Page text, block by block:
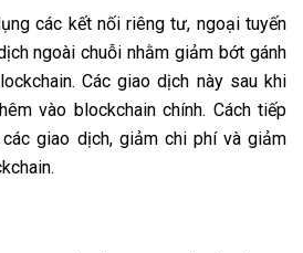
các kết nối riêng tư, ngoại tuyến
ngoài chuỗi nhằm giảm bớt gánh
Các giao dịch này sau khi
vào blockchain chính. Cách tiếp
giao dịch, giảm chi phí và giảm